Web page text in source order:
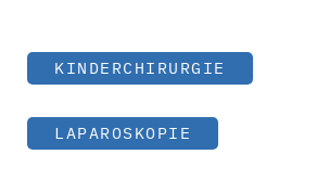
KINDERCHIRURGIE
LAPAROSKOPIE